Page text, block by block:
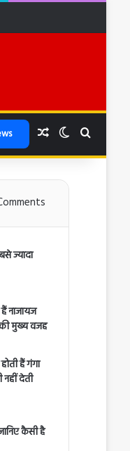
Random Article
Switch skin
Search
ज्यादा
नाजायज
मुख्य वजह
हैं गंगा
देती
कैसी है